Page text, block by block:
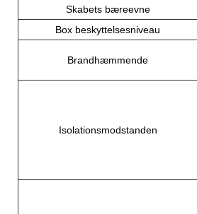
Skabets bæreevne
Box beskyttelsesniveau
Brandhæmmende
Isolationsmodstanden